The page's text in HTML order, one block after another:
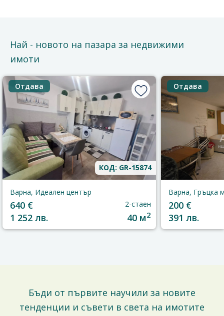
Най - новото на пазара за недвижими
имоти
Отдава
КОД: GR-15874
Варна, Идеален център
640 €
1 252 лв.
2-стаен
40 м2
Отдава
Варна, Гръцка
200 €
391 лв.
Бъди от първите научили за новите
тенденции и съвети в света на имотите